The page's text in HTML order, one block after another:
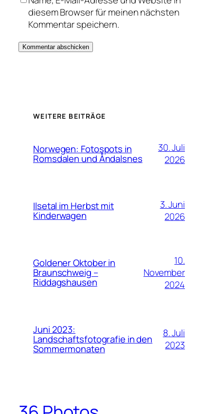
diesem Browser für meinen nächsten
Kommentar speichern.
WEITERE BEITRÄGE
Norwegen: Fotospots in
Romsdalen und Åndalsnes
30. Juli
2026
Ilsetal im Herbst mit
Kinderwagen
3. Juni
2026
Goldener Oktober in
Braunschweig –
Riddagshausen
10.
November
2024
Juni 2023:
Landschaftsfotografie in den
Sommermonaten
8. Juli
2023